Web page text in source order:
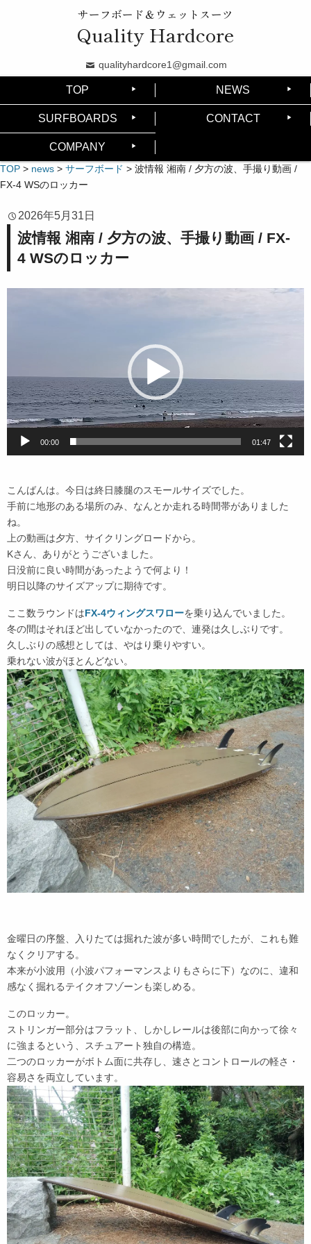
サーフボード＆ウェットスーツ
Quality Hardcore
qualityhardcore1@gmail.com
TOP NEWS
SURFBOARDS CONTACT
COMPANY
TOP > news > サーフボード > 波情報 湘南 / 夕方の波、手撮り動画 /
FX-4 WSのロッカー
2026年5月31日
波情報 湘南 / 夕方の波、手撮り動画 / FX-
4 WSのロッカー
ヤ
ー
00:00 01:47
こんばんは。今日は終日膝腿のスモールサイズでした。
手前に地形のある場所のみ、なんとか走れる時間帯がありました
ね。
上の動画は夕方、サイクリングロードから。
Kさん、ありがとうございました。
日没前に良い時間があったようで何より！
明日以降のサイズアップに期待です。
ここ数ラウンドはFX-4ウィングスワローを乗り込んでいました。
冬の間はそれほど出していなかったので、連発は久しぶりです。
久しぶりの感想としては、やはり乗りやすい。
乗れない波がほとんどない。
金曜日の序盤、入りたては掘れた波が多い時間でしたが、これも難
なくクリアする。
本来が小波用（小波パフォーマンスよりもさらに下）なのに、違和
感なく掘れるテイクオフゾーンも楽しめる。
このロッカー。
ストリンガー部分はフラット、しかしレールは後部に向かって徐々
に強まるという、スチュアート独自の構造。
二つのロッカーがボトム面に共存し、速さとコントロールの軽さ・
容易さを両立しています。